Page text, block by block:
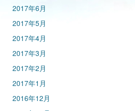
2017年6月
2017年5月
2017年4月
2017年3月
2017年2月
2017年1月
2016年12月